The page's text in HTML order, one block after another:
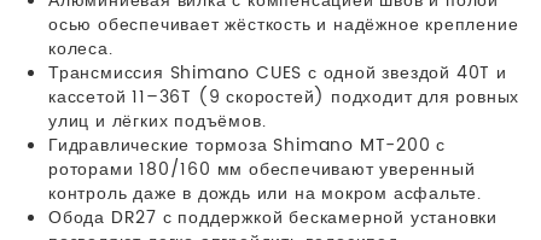
осью обеспечивает жёсткость и надёжное крепление
колеса.
Трансмиссия Shimano CUES с одной звездой 40T и
кассетой 11–36T (9 скоростей) подходит для ровных
улиц и лёгких подъёмов.
Гидравлические тормоза Shimano MT-200 с
роторами 180/160 мм обеспечивают уверенный
контроль даже в дождь или на мокром асфальте.
Обода DR27 с поддержкой бескамерной установки